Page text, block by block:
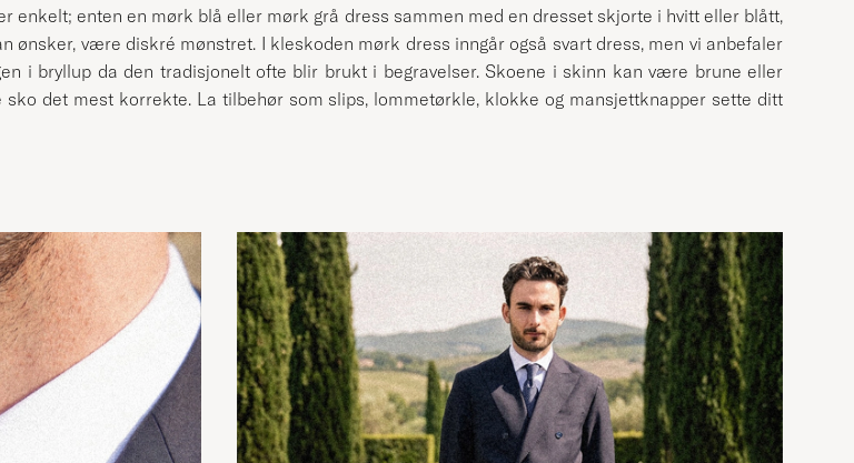
enkelt; enten en mørk blå eller mørk grå dress sammen med en dresset skjorte i hvitt eller blått,
ønsker, være diskré mønstret. I kleskoden mørk dress inngår også svart dress, men vi anbefaler
i bryllup da den tradisjonelt ofte blir brukt i begravelser. Skoene i skinn kan være brune eller
det mest korrekte. La tilbehør som slips, lommetørkle, klokke og mansjettknapper sette ditt